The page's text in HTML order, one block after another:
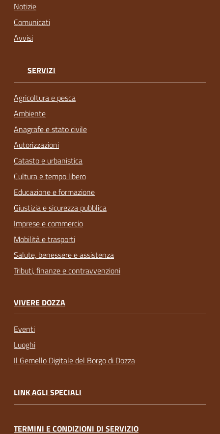
Notizie
Comunicati
Avvisi
SERVIZI
Agricoltura e pesca
Ambiente
Anagrafe e stato civile
Autorizzazioni
Catasto e urbanistica
Cultura e tempo libero
Educazione e formazione
Giustizia e sicurezza pubblica
Imprese e commercio
Mobilità e trasporti
Salute, benessere e assistenza
Tributi, finanze e contravvenzioni
VIVERE DOZZA
Eventi
Luoghi
Il Gemello Digitale del Borgo di Dozza
LINK AGLI SPECIALI
TERMINI E CONDIZIONI DI SERVIZIO